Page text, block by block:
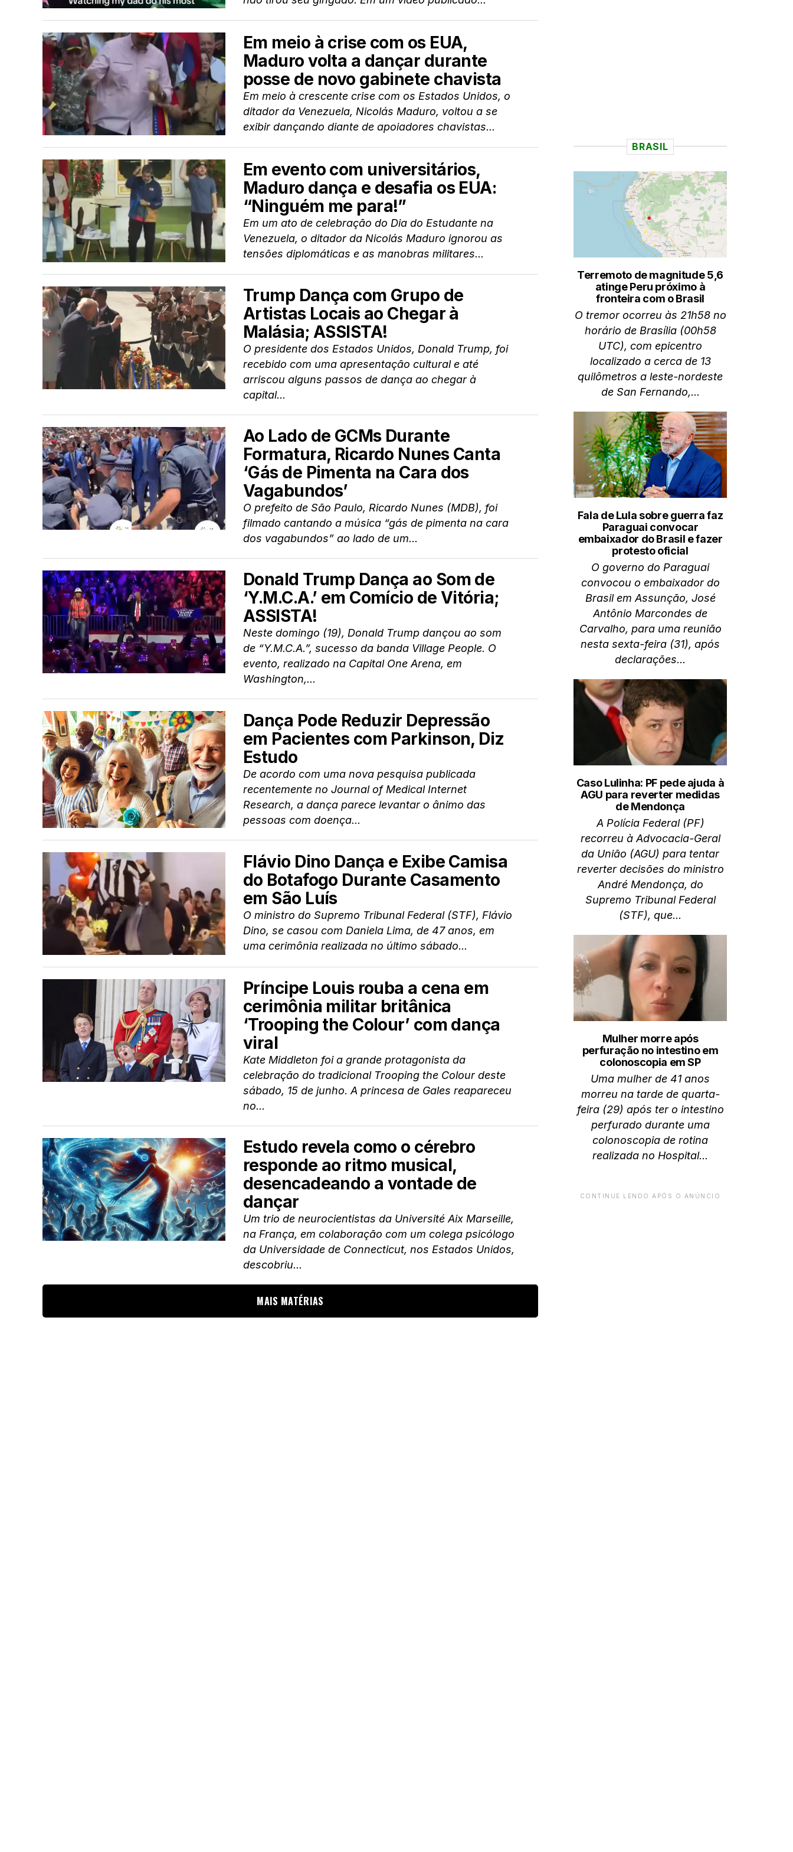
Em meio à crise com os EUA,
Maduro volta a dançar durante
posse de novo gabinete chavista
Em meio à crescente crise com os Estados Unidos, o
ditador da Venezuela, Nicolás Maduro, voltou a se
exibir dançando diante de apoiadores chavistas...
Em evento com universitários,
Maduro dança e desafia os EUA:
“Ninguém me para!”
Em um ato de celebração do Dia do Estudante na
Venezuela, o ditador da Nicolás Maduro ignorou as
tensões diplomáticas e as manobras militares...
Trump Dança com Grupo de
Artistas Locais ao Chegar à
Malásia; ASSISTA!
O presidente dos Estados Unidos, Donald Trump, foi
recebido com uma apresentação cultural e até
arriscou alguns passos de dança ao chegar à
capital...
Ao Lado de GCMs Durante
Formatura, Ricardo Nunes Canta
‘Gás de Pimenta na Cara dos
Vagabundos’
O prefeito de São Paulo, Ricardo Nunes (MDB), foi
filmado cantando a música “gás de pimenta na cara
dos vagabundos” ao lado de um...
Donald Trump Dança ao Som de
‘Y.M.C.A.’ em Comício de Vitória;
ASSISTA!
Neste domingo (19), Donald Trump dançou ao som
de “Y.M.C.A.”, sucesso da banda Village People. O
evento, realizado na Capital One Arena, em
Washington,...
Dança Pode Reduzir Depressão
em Pacientes com Parkinson, Diz
Estudo
De acordo com uma nova pesquisa publicada
recentemente no Journal of Medical Internet
Research, a dança parece levantar o ânimo das
pessoas com doença...
Flávio Dino Dança e Exibe Camisa
do Botafogo Durante Casamento
em São Luís
O ministro do Supremo Tribunal Federal (STF), Flávio
Dino, se casou com Daniela Lima, de 47 anos, em
uma cerimônia realizada no último sábado...
Príncipe Louis rouba a cena em
cerimônia militar britânica
‘Trooping the Colour’ com dança
viral
Kate Middleton foi a grande protagonista da
celebração do tradicional Trooping the Colour deste
sábado, 15 de junho. A princesa de Gales reapareceu
no...
Estudo revela como o cérebro
responde ao ritmo musical,
desencadeando a vontade de
dançar
Um trio de neurocientistas da Université Aix Marseille,
na França, em colaboração com um colega psicólogo
da Universidade de Connecticut, nos Estados Unidos,
descobriu...
MAIS MATÉRIAS
BRASIL
Terremoto de magnitude 5,6
atinge Peru próximo à
fronteira com o Brasil
O tremor ocorreu às 21h58 no
horário de Brasília (00h58
UTC), com epicentro
localizado a cerca de 13
quilômetros a leste-nordeste
de San Fernando,...
Fala de Lula sobre guerra faz
Paraguai convocar
embaixador do Brasil e fazer
protesto oficial
O governo do Paraguai
convocou o embaixador do
Brasil em Assunção, José
Antônio Marcondes de
Carvalho, para uma reunião
nesta sexta-feira (31), após
declarações...
Caso Lulinha: PF pede ajuda à
AGU para reverter medidas
de Mendonça
A Polícia Federal (PF)
recorreu à Advocacia-Geral
da União (AGU) para tentar
reverter decisões do ministro
André Mendonça, do
Supremo Tribunal Federal
(STF), que...
Mulher morre após
perfuração no intestino em
colonoscopia em SP
Uma mulher de 41 anos
morreu na tarde de quarta-
feira (29) após ter o intestino
perfurado durante uma
colonoscopia de rotina
realizada no Hospital...
CONTINUE LENDO APÓS O ANÚNCIO